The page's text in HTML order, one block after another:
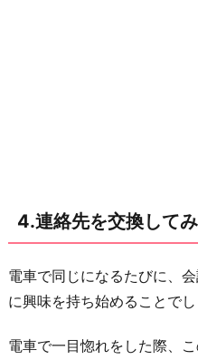
4.連絡先を交換してみ
電車で同じになるたびに、
に興味を持ち始めることでし
電車で一目惚れをした際、